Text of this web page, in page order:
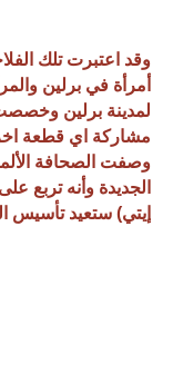
وقد اعتبرت تلك
أمرأة في برلين
لمدينة برلين
مشاركة اي قطعة
وصفت الصحافة
الجديدة وأنه تربع
إيتي) ستعيد تأسيس